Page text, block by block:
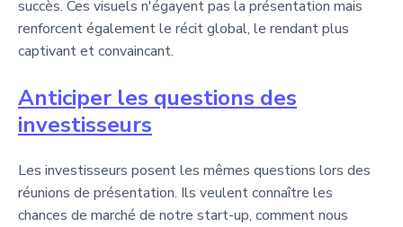
succès. Ces visuels n'égayent pas la présentation mais
renforcent également le récit global, le rendant plus
captivant et convaincant.
Anticiper les questions des
investisseurs
Les investisseurs posent les mêmes questions lors des
réunions de présentation. Ils veulent connaître les
chances de marché de notre start-up, comment nous